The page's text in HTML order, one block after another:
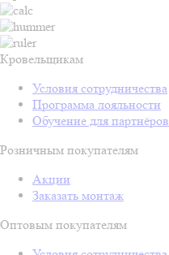
Кровельщикам
Условия сотрудничества
Программа лояльности
Обучение для партнёров
Розничным покупателям
Акции
Заказать монтаж
Оптовым покупателям